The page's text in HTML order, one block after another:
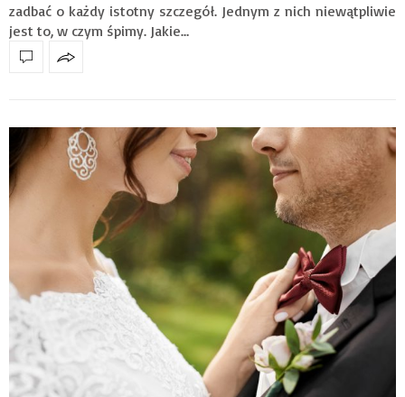
zadbać o każdy istotny szczegół. Jednym z nich niewątpliwie
jest to, w czym śpimy. Jakie…